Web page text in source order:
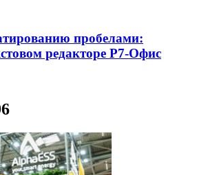
пробелами:
редакторе Р7-Офис